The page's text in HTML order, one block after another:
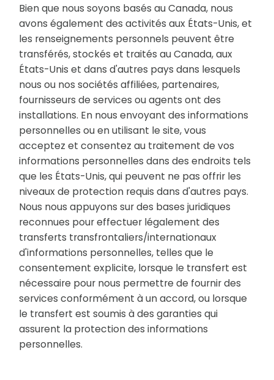
Bien que nous soyons basés au Canada, nous
avons également des activités aux États-Unis, et
les renseignements personnels peuvent être
transférés, stockés et traités au Canada, aux
États-Unis et dans d'autres pays dans lesquels
nous ou nos sociétés affiliées, partenaires,
fournisseurs de services ou agents ont des
installations. En nous envoyant des informations
personnelles ou en utilisant le site, vous
acceptez et consentez au traitement de vos
informations personnelles dans des endroits tels
que les États-Unis, qui peuvent ne pas offrir les
niveaux de protection requis dans d'autres pays.
Nous nous appuyons sur des bases juridiques
reconnues pour effectuer légalement des
transferts transfrontaliers/internationaux
d'informations personnelles, telles que le
consentement explicite, lorsque le transfert est
nécessaire pour nous permettre de fournir des
services conformément à un accord, ou lorsque
le transfert est soumis à des garanties qui
assurent la protection des informations
personnelles.